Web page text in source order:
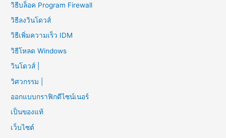
วิธีบล็อค Program Firewall
วิธีลงวินโดวส์
วิธีเพิ่มความเร็ว IDM
วิธีโหลด Windows
วินโดวส์ |
วิศวกรรม |
ออกแบบกราฟิกดีไซน์เนอร์
เป็นของแท้
เว็บไซต์